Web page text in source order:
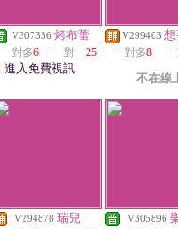
V307336 烤布蕾
一對多6 一對一25
進入免費視訊
V299403
一對多8
不在線
V294878 瑞兒 V305896